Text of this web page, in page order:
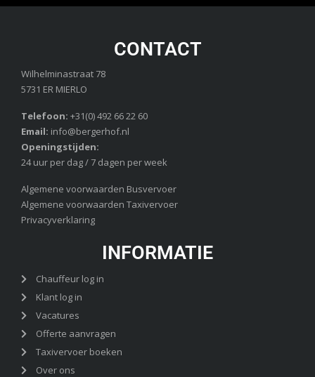
CONTACT
Wilhelminastraat 78
5731 ER MIERLO
Telefoon: +31(0) 492 66 22 60
Email: info@bergerhof.nl
Openingstijden:
24 uur per dag / 7 dagen per week
Algemene voorwaarden Busvervoer
Algemene voorwaarden Taxivervoer
Privacyverklaring
INFORMATIE
Chauffeur log in
Klant log in
Vacatures
Offerte aanvragen
Taxivervoer boeken
Over ons